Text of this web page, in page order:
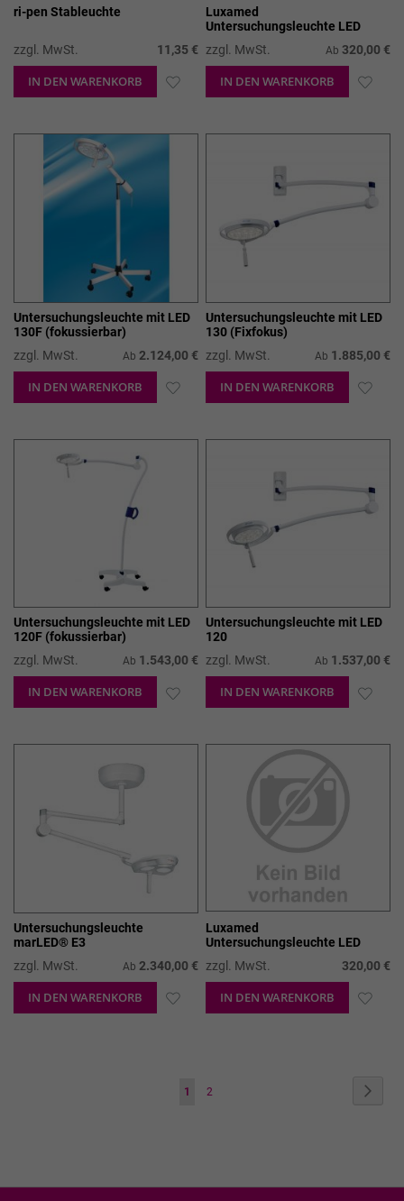
ri-pen Stableuchte
zzgl. MwSt. 11,35 €
IN DEN WARENKORB ZUR
Luxamed
Untersuchungsleuchte LED
zzgl. MwSt.
Ab 320,00 €
IN DEN WARENKORB ZUR
Untersuchungsleuchte mit LED
130F (fokussierbar)
zzgl. MwSt.
Ab 2.124,00 €
IN DEN WARENKORB ZUR
Untersuchungsleuchte mit LED
130 (Fixfokus)
zzgl. MwSt.
Ab 1.885,00 €
IN DEN WARENKORB ZUR
Untersuchungsleuchte mit LED
120F (fokussierbar)
zzgl. MwSt.
Ab 1.543,00 €
IN DEN WARENKORB ZUR
Untersuchungsleuchte mit LED
120
zzgl. MwSt.
Ab 1.537,00 €
IN DEN WARENKORB ZUR
Untersuchungsleuchte
marLED® E3
zzgl. MwSt.
Ab 2.340,00 €
IN DEN WARENKORB ZUR
Luxamed
Untersuchungsleuchte LED
zzgl. MwSt.
320,00 €
IN DEN WARENKORB ZUR
Seite
Sie
1 Seite
2